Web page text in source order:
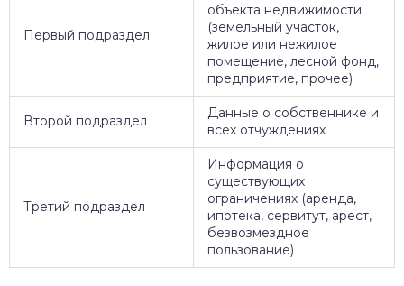
Первый подраздел
объекта недвижимости
(земельный участок,
жилое или нежилое
помещение, лесной фонд,
предприятие, прочее)
Второй подраздел
Данные о собственнике и
всех отчуждениях
Третий подраздел
Информация о
существующих
ограничениях (аренда,
ипотека, сервитут, арест,
безвозмездное
пользование)